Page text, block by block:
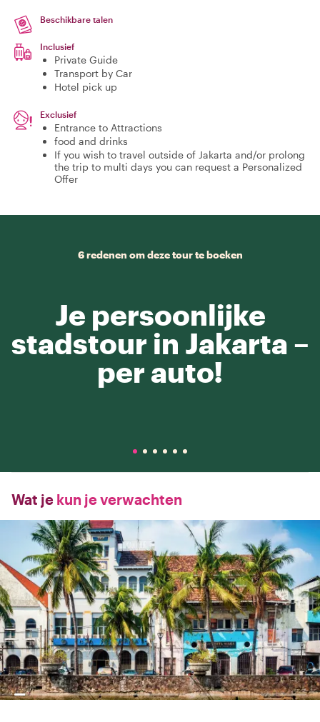
Beschikbare talen
Inclusief
Private Guide
Transport by Car
Hotel pick up
Exclusief
Entrance to Attractions
food and drinks
If you wish to travel outside of Jakarta and/or prolong
the trip to multi days you can request a Personalized
Offer
6 redenen om deze tour te boeken
Je persoonlijke
stadstour in Jakarta –
per auto!
Wat je kun je verwachten